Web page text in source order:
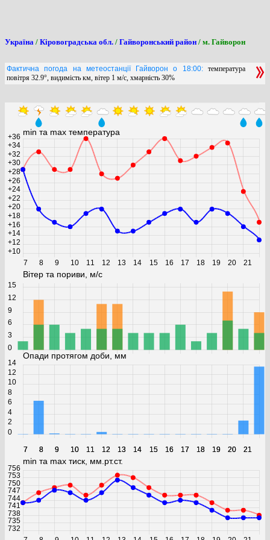
Україна / Кіровоградська обл. / Гайворонський район / м. Гайворон
Фактична погода на метеостанції Гайворон о 18:00:температура
повітря 32.9°, видимість км, вітер 1 м/с, хмарність 30%
min та max температура
7 8 9 10 11 12 13 14 15 16 17 18 19 20 21
+10
+12
+14
+16
+18
+20
+22
+24
+26
+28
+30
+32
+34
+36
Вітер та пориви, м/с
7 8 9 10 11 12 13 14 15 16 17 18 19 20 21
0
3
6
9
12
15
Опади протягом доби, мм
7 8 9 10 11 12 13 14 15 16 17 18 19 20 21
0
2
4
6
8
10
12
14
min та max тиск, мм.рт.ст.
732
735
738
741
744
747
750
753
756